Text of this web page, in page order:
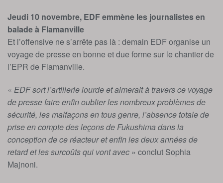
Jeudi 10 novembre, EDF emmène les journalistes en
balade à Flamanville
Et l’offensive ne s’arrête pas là : demain EDF organise un
voyage de presse en bonne et due forme sur le chantier de
l’EPR de Flamanville.
« EDF sort l’artillerie lourde et aimerait à travers ce voyage
de presse faire enfin oublier les nombreux problèmes de
sécurité, les malfaçons en tous genre, l’absence totale de
prise en compte des leçons de Fukushima dans la
conception de ce réacteur et enfin les deux années de
retard et les surcoûts qui vont avec » conclut Sophia
Majnoni.